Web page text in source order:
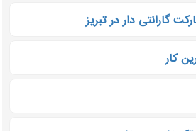
گارانتی دار در تبریز
کار